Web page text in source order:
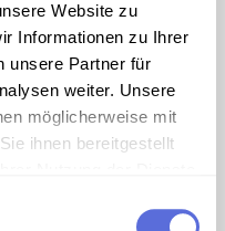
Website zu
Informationen zu Ihrer
unsere Partner für
weiter. Unsere
möglicherweise mit
ihnen bereitgestellt
©